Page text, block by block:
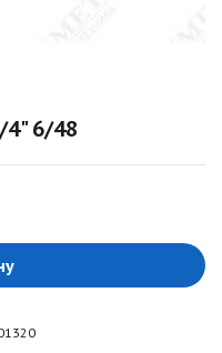
4" 6/48